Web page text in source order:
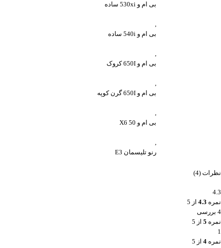
بی ام و 530xi ساده
,
بی ام و 540i ساده
,
بی ام و 650I کروک
,
بی ام و 650I گرن کوپه
,
بی ام و X6 50
,
رنو تلیسمان E3
نظرات (4)
4.3
نمره 4.3 از 5
4 بررسی
نمره 5 از 5
1
نمره 4 از 5